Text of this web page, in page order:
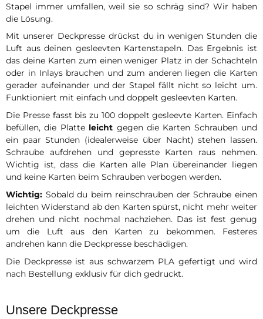
Stapel immer umfallen, weil sie so schräg sind? Wir haben
die Lösung.
Mit unserer Deckpresse drückst du in wenigen Stunden die
Luft aus deinen gesleevten Kartenstapeln. Das Ergebnis ist
das deine Karten zum einen weniger Platz in der Schachteln
oder in Inlays brauchen und zum anderen liegen die Karten
gerader aufeinander und der Stapel fällt nicht so leicht um.
Funktioniert mit einfach und doppelt gesleevten Karten.
Die Presse fasst bis zu 100 doppelt gesleevte Karten. Einfach
befüllen, die Platte leicht gegen die Karten Schrauben und
ein paar Stunden (idealerweise über Nacht) stehen lassen.
Schraube aufdrehen und gepresste Karten raus nehmen.
Wichtig ist, dass die Karten alle Plan übereinander liegen
und keine Karten beim Schrauben verbogen werden.
Wichtig: Sobald du beim reinschrauben der Schraube einen
leichten Widerstand ab den Karten spürst, nicht mehr weiter
drehen und nicht nochmal nachziehen. Das ist fest genug
um die Luft aus den Karten zu bekommen. Festeres
andrehen kann die Deckpresse beschädigen.
Die Deckpresse ist aus schwarzem PLA gefertigt und wird
nach Bestellung exklusiv für dich gedruckt.
Unsere Deckpresse